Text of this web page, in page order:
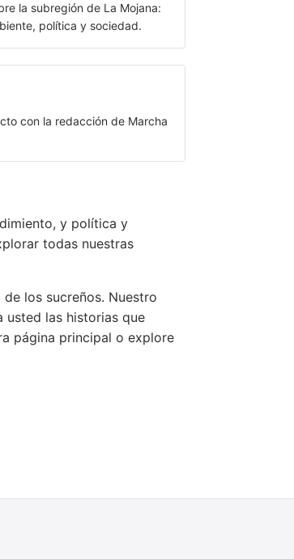
la subregión de La Mojana:
política y sociedad.
con la redacción de Marcha
y política y
todas nuestras
los sucreños. Nuestro
usted las historias que
página principal o explore